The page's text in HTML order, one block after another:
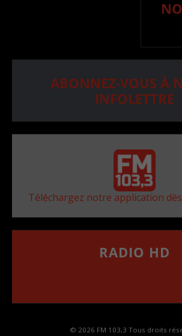
ABONNEZ-VOUS À
INFOLETTRE
Téléchargez notre application
RADIO HD
© 2026 FM 103,3 Tous droits